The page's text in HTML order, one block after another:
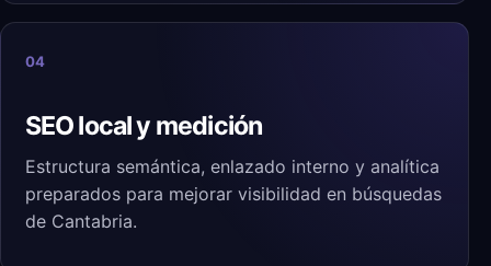
04
SEO local y medición
Estructura semántica, enlazado interno y analítica
preparados para mejorar visibilidad en búsquedas
de Cantabria.